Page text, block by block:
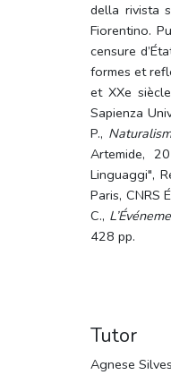
della rivista
Fiorentino.
censure
formes et
et XXe
Sapienza
P.,
Artemide,
Linguaggi",
Paris, CNRS
C.,
428 pp.
Tutor
Agnese